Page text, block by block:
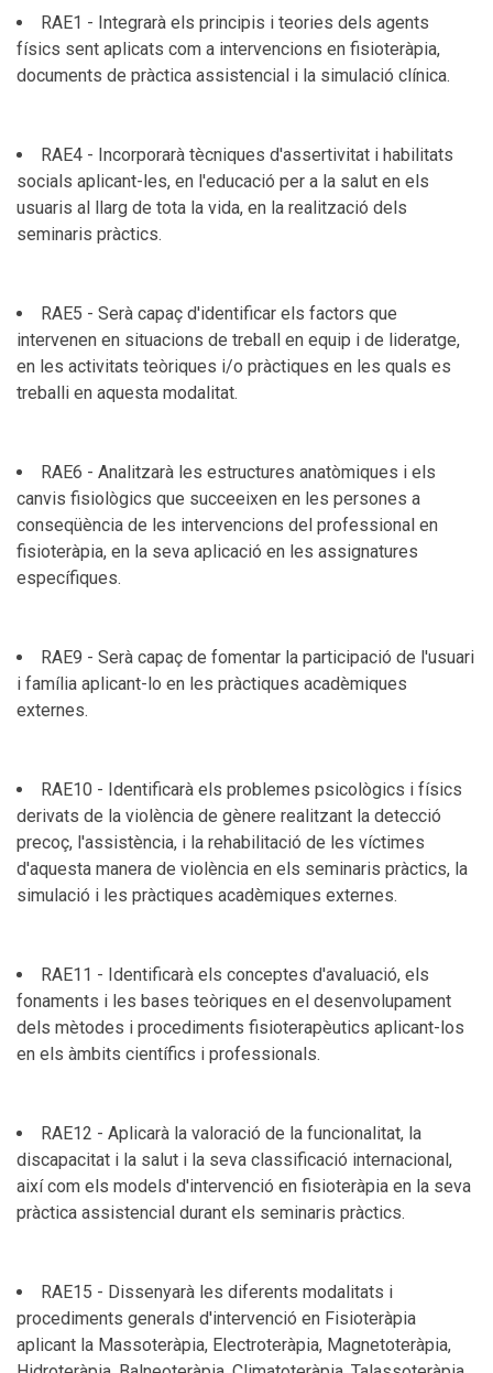
RAE1 - Integrarà els principis i teories dels agents
físics sent aplicats com a intervencions en fisioteràpia,
documents de pràctica assistencial i la simulació clínica.
RAE4 - Incorporarà tècniques d'assertivitat i habilitats
socials aplicant-les, en l'educació per a la salut en els
usuaris al llarg de tota la vida, en la realització dels
seminaris pràctics.
RAE5 - Serà capaç d'identificar els factors que
intervenen en situacions de treball en equip i de lideratge,
en les activitats teòriques i/o pràctiques en les quals es
treballi en aquesta modalitat.
RAE6 - Analitzarà les estructures anatòmiques i els
canvis fisiològics que succeeixen en les persones a
conseqüència de les intervencions del professional en
fisioteràpia, en la seva aplicació en les assignatures
específiques.
RAE9 - Serà capaç de fomentar la participació de l'usuari
i família aplicant-lo en les pràctiques acadèmiques
externes.
RAE10 - Identificarà els problemes psicològics i físics
derivats de la violència de gènere realitzant la detecció
precoç, l'assistència, i la rehabilitació de les víctimes
d'aquesta manera de violència en els seminaris pràctics, la
simulació i les pràctiques acadèmiques externes.
RAE11 - Identificarà els conceptes d'avaluació, els
fonaments i les bases teòriques en el desenvolupament
dels mètodes i procediments fisioterapèutics aplicant-los
en els àmbits científics i professionals.
RAE12 - Aplicarà la valoració de la funcionalitat, la
discapacitat i la salut i la seva classificació internacional,
així com els models d'intervenció en fisioteràpia en la seva
pràctica assistencial durant els seminaris pràctics.
RAE15 - Dissenyarà les diferents modalitats i
procediments generals d'intervenció en Fisioteràpia
aplicant la Massoteràpia, Electroteràpia, Magnetoteràpia,